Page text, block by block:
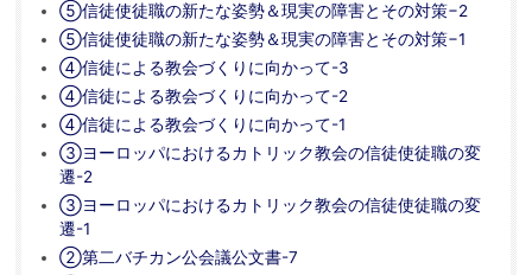
⑤信徒使徒職の新たな姿勢＆現実の障害とその対策−2
⑤信徒使徒職の新たな姿勢＆現実の障害とその対策−1
④信徒による教会づくりに向かって-3
④信徒による教会づくりに向かって-2
④信徒による教会づくりに向かって-1
③ヨーロッパにおけるカトリック教会の信徒使徒職の変
遷-2
③ヨーロッパにおけるカトリック教会の信徒使徒職の変
遷-1
②第二バチカン公会議公文書-7